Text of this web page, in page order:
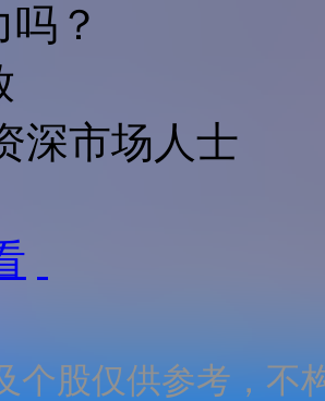
？
深市场人士
个股仅供参考，不